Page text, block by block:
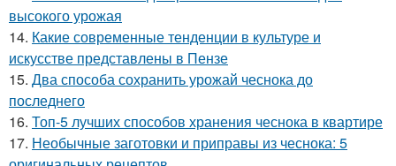
высокого урожая
14. Какие современные тенденции в культуре и
искусстве представлены в Пензе
15. Два способа сохранить урожай чеснока до
последнего
16. Топ-5 лучших способов хранения чеснока в квартире
17. Необычные заготовки и приправы из чеснока: 5